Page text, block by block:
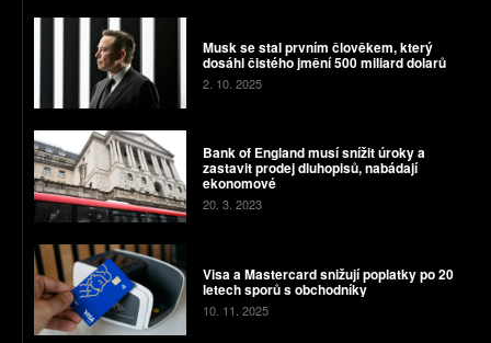
Musk se stal prvním člověkem, který
dosáhl čistého jmění 500 miliard dolarů
2. 10. 2025
Bank of England musí snížit úroky a
zastavit prodej dluhopisů, nabádají
ekonomové
20. 3. 2023
Visa a Mastercard snižují poplatky po 20
letech sporů s obchodníky
10. 11. 2025